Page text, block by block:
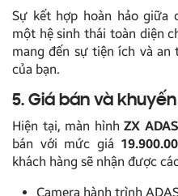
Sự kết hợp hoàn hảo giữa
một hệ sinh thái toàn diện
mang đến sự tiện ích và
của bạn.
5. Giá bán và
Hiện tại, màn hìnhZX
bán với mức giá
khách hàng sẽ nhận được
Camera hành trình